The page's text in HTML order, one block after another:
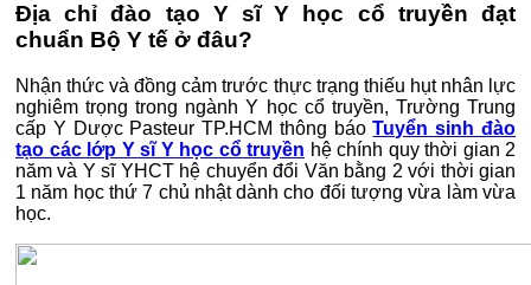
Địa chỉ đào tạo Y sĩ Y học cổ truyền đạt
chuẩn Bộ Y tế ở đâu?
Nhận thức và đồng cảm trước thực trạng thiếu hụt nhân lực
nghiêm trọng trong ngành Y học cổ truyền, Trường Trung
cấp Y Dược Pasteur TP.HCM thông báoTuyển sinh đào
tạo các lớp Y sĩ Y học cổ truyền hệ chính quy thời gian 2
năm và Y sĩ YHCT hệ chuyển đổi Văn bằng 2 với thời gian
1 năm học thứ 7 chủ nhật dành cho đối tượng vừa làm vừa
học.